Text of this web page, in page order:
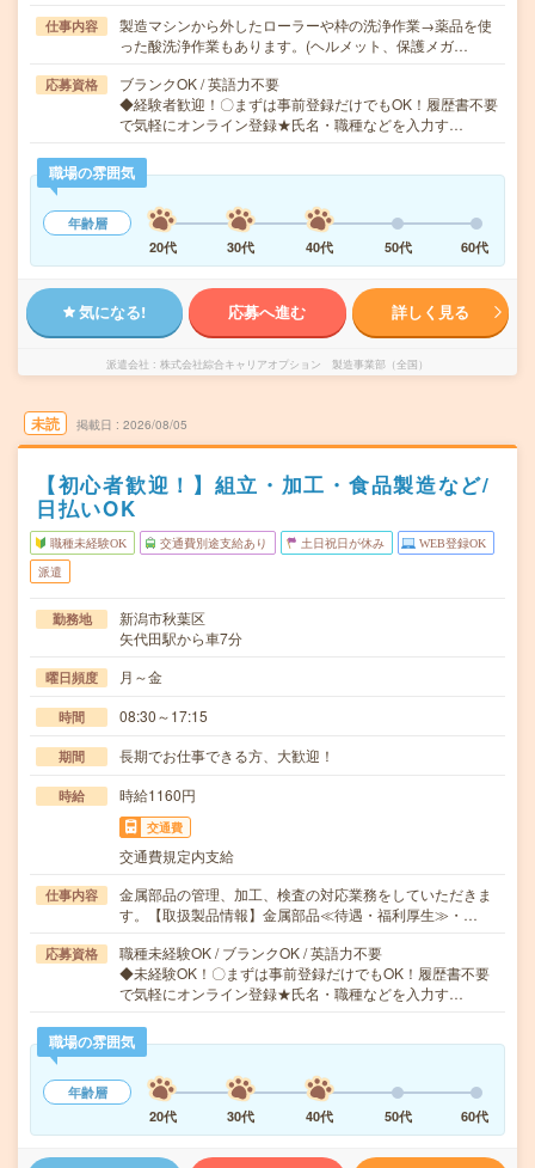
仕事内容
製造マシンから外したローラーや枠の洗浄作業→薬品を使
った酸洗浄作業もあります。(ヘルメット、保護メガ…
応募資格
ブランクOK / 英語力不要
◆経験者歓迎！〇まずは事前登録だけでもOK！履歴書不要
で気軽にオンライン登録★氏名・職種などを入力す…
職場の雰囲気
年齢層
20代
30代 40代 50代 60代
気になる! 応募へ進む 詳しく見る
派遣会社 株式会社綜合キャリアオプション 製造事業部（全国）
未読 掲載日 2026/08/05
【初心者歓迎！】組立・加工・食品製造など/
日払いOK
職種未経験OK 交通費別途支給あり 土日祝日が休み WEB登録OK
派遣
勤務地
新潟市秋葉区
矢代田駅から車7分
曜日頻度 月～金
時間 08:30～17:15
期間 長期でお仕事できる方、大歓迎！
時給 時給1160円
交通費
交通費規定内支給
仕事内容
金属部品の管理、加工、検査の対応業務をしていただきま
す。【取扱製品情報】金属部品≪待遇・福利厚生≫・…
応募資格
職種未経験OK / ブランクOK / 英語力不要
◆未経験OK！〇まずは事前登録だけでもOK！履歴書不要
で気軽にオンライン登録★氏名・職種などを入力す…
職場の雰囲気
年齢層
20代
30代 40代 50代 60代